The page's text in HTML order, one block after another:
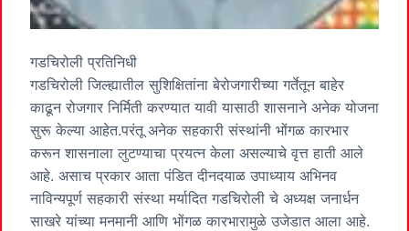
गडचिरोली प्रतिनिधी
गडचिरोली जिल्ह्यातील सुशिक्षितांना बेरोजगारीच्या गर्तेतून बाहेर
काढून रोजगार निर्मिती करण्यात यावी यासाठी शासनाने अनेक योजना
सुरू केल्या आहेत.परंतू अनेक सहकारी संस्थांनी भोंगळ कारभार
करून शासनाला लुटण्याचा प्रयत्न केला असल्याचे वृत्त हाती आले
आहे. असाच प्रकार आता पंडित दीनदयाळ उपाध्याय अभिनव
नाविन्यपूर्ण सहकारी संस्था मर्यादित गडचिरोली चे अध्यक्ष जनार्धन
साखरे यांच्या मनमानी आणि भोंगळ कारभारामुळे उजेडात आला आहे.